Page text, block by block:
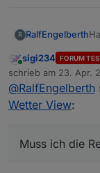
R RalfEngelberth
Online
sigi234 FORUM
schrieb am 23. Apr.
zuletzt editiert von
@RalfEngelberth
Wetter View:
Muss ich die